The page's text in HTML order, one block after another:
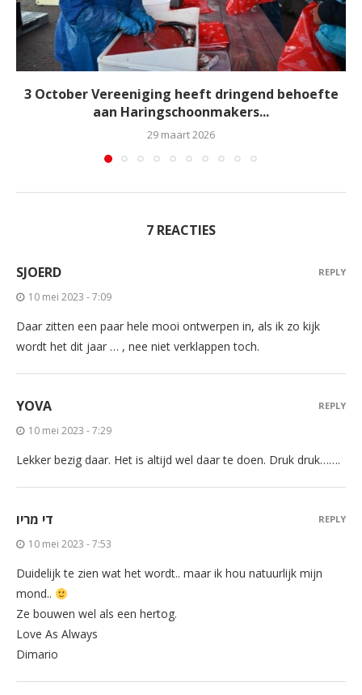
3 October Vereeniging heeft dringend behoefte
aan Haringschoonmakers...
29 maart 2026
7 REACTIES
SJOERD
10 mei 2023 - 7:09
Daar zitten een paar hele mooi ontwerpen in, als ik zo kijk
wordt het dit jaar … , nee niet verklappen toch.
REPLY
YOVA
10 mei 2023 - 7:29
Lekker bezig daar. Het is altijd wel daar te doen. Druk druk…….
REPLY
די מריו
10 mei 2023 - 7:53
Duidelijk te zien wat het wordt.. maar ik hou natuurlijk mijn
mond..
Ze bouwen wel als een hertog.
Love As Always
Dimario
REPLY